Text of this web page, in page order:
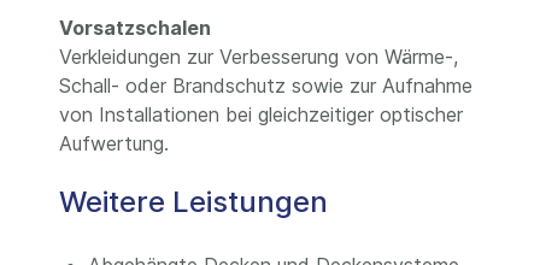
Vorsatzschalen
Verkleidungen zur Verbesserung von Wärme-,
Schall- oder Brandschutz sowie zur Aufnahme
von Installationen bei gleichzeitiger optischer
Aufwertung.
Weitere Leistungen